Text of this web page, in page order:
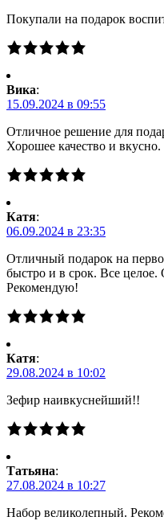
Покупали на подарок
Вика:
15.09.2024 в 09:55
Отличное решение для
Хорошее качество и
Катя:
06.09.2024 в 23:35
Отличный подарок на
быстро и в срок. Все
Рекомендую!
Катя:
29.08.2024 в 10:02
Зефир наивкуснейший!!
Татьяна:
27.08.2024 в 10:27
Набор великолепный.